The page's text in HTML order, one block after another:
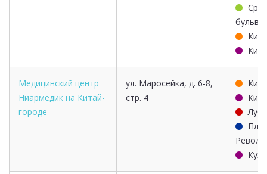
Медицинский центр
Ниармедик на Китай-
городе
ул. Маросейка, д. 6-8,
стр. 4